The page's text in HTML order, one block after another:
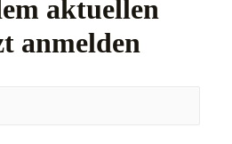
aktuellen
anmelden